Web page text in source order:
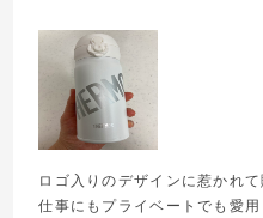
ロゴ入りのデザインに惹かれて
仕事にもプライベートでも愛用